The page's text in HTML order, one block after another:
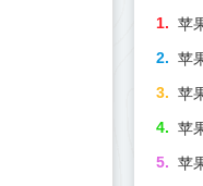
苹
苹
苹